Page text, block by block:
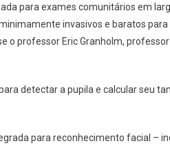
para exames comunitários em
invasivos e baratos para
o professor Eric Granholm,
detectar a pupila e calcular seu
para reconhecimento facial –